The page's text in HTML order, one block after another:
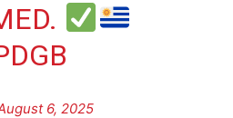
6, 2025